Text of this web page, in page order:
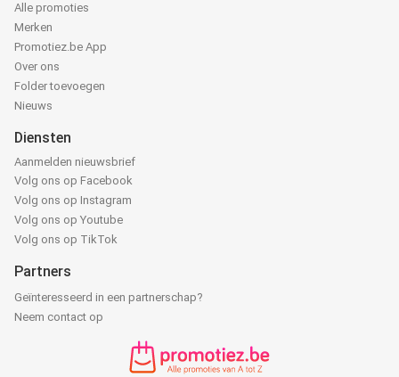
Alle promoties
Merken
Promotiez.be App
Over ons
Folder toevoegen
Nieuws
Diensten
Aanmelden nieuwsbrief
Volg ons op Facebook
Volg ons op Instagram
Volg ons op Youtube
Volg ons op TikTok
Partners
Geïnteresseerd in een partnerschap?
Neem contact op